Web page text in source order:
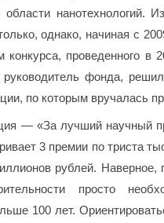
нанотехнологий.
однако, начиная с
проведенного в
фонда,
по которым вручалась
— «За лучший научный
3 премии по триста
рублей. Наверное,
просто
100 лет.